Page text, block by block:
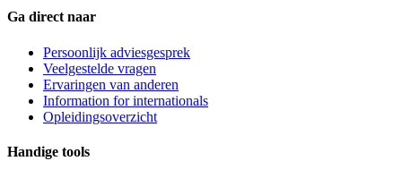
Ga direct naar
Persoonlijk adviesgesprek
Veelgestelde vragen
Ervaringen van anderen
Information for internationals
Opleidingsoverzicht
Handige tools